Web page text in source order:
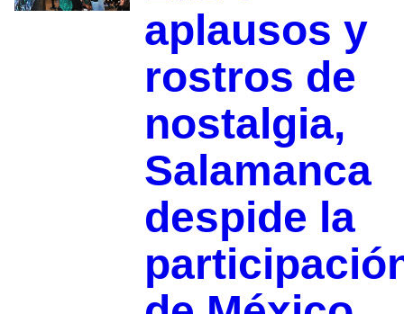
aplausos y
rostros de
nostalgia,
Salamanca
despide la